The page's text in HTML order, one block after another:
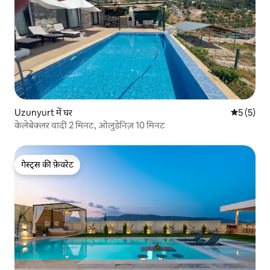
Uzunyurt में घर औसत रेटिंग
5 (5)
केलेबेक्लर वादी 2 मिनट, ओलुडेनिज़ 10 मिनट
गेस्ट्स की फ़ेवरेट
गेस्ट्स की फ़ेवरेट